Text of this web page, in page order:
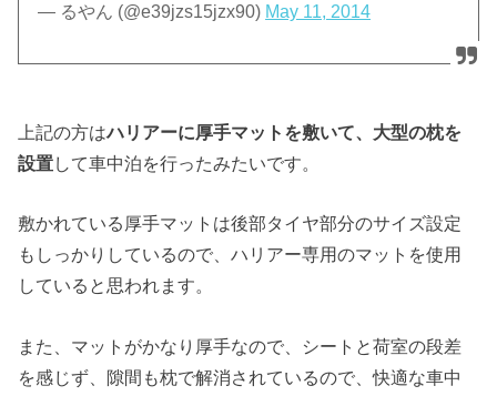
— るやん (@e39jzs15jzx90) May 11, 2014
上記の方はハリアーに厚手マットを敷いて、大型の枕を
設置して車中泊を行ったみたいです。
敷かれている厚手マットは後部タイヤ部分のサイズ設定
もしっかりしているので、ハリアー専用のマットを使用
していると思われます。
また、マットがかなり厚手なので、シートと荷室の段差
を感じず、隙間も枕で解消されているので、快適な車中